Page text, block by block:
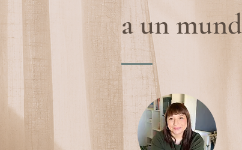
a un